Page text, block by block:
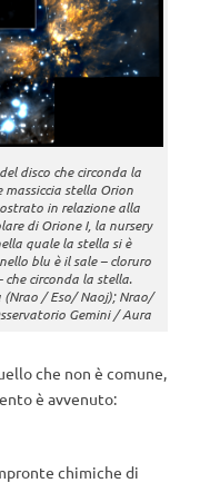
disco che circonda la
massiccia stella Orion
in relazione alla
di Orione I, la nursery
quale la stella si è
blu è il sale – cloruro
che circonda la stella.
(Nrao / Eso/ Naoj); Nrao/
Gemini / Aura
che non è comune,
è avvenuto:
chimiche di